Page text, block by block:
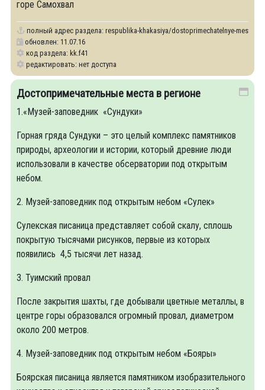
горе Самохвал
полный адрес раздела: respublika-khakasiya/dostoprimechatelnye-mesta-v-
обновлен: 11.07.16
код раздела: kk.f41
редактировать: нет доступа
Достопримечательные места в регионе
1.«Музей-заповедник «Сундуки»
Горная гряда Сундуки – это целый комплекс памятников
природы, археологии и истории, который древние люди
использовали в качестве обсерватории под открытым
небом.
2. Музей-заповедник под открытым небом «Сулек»
Сулекская писаница представляет собой скалу, сплошь
покрытую тысячами рисунков, первые из которых
появились 4,5 тысячи лет назад.
3. Туимский провал
После закрытия шахты, где добывали цветные металлы, в
центре горы образовался огромный провал, диаметром
около 200 метров.
4. Музей-заповедник под открытым небом «Бояры»
Боярская писаница является памятником изобразительного